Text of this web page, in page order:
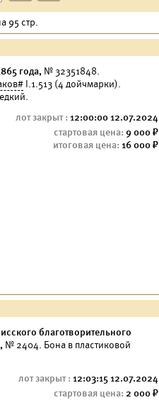
95 стр.
года, № 32351848.
I.1.513 (4 дойчмарки).
12:00:00 12.07.2024
9 000
16 000
благотворительного
№ 2404. Бона в пластиковой
12:03:15 12.07.2024
2 000